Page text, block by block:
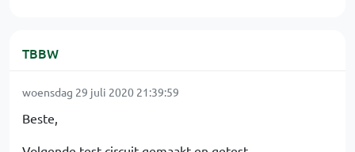
TBBW
woensdag 29 juli 2020 21:39:59
Beste,